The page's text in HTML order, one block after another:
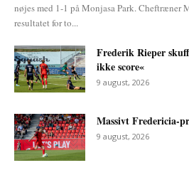
nøjes med 1-1 på Monjasa Park. Cheftræner
resultatet for to...
Frederik Rieper
ikke score«
9 august, 2026
Massivt Fredericia-
9 august, 2026